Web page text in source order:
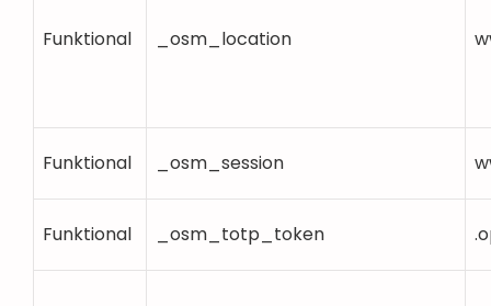
Funktional _osm_location
Funktional _osm_session
Funktional _osm_totp_token